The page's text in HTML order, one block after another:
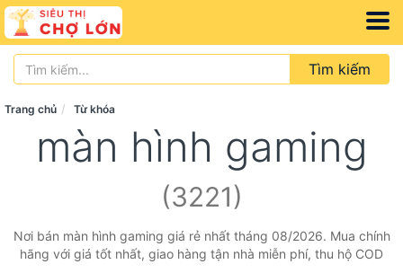
Tìm kiếm
Trang chủ Từ khóa
màn hình gaming
(3221)
Nơi bán màn hình gaming giá rẻ nhất tháng 08/2026. Mua chính
hãng với giá tốt nhất, giao hàng tận nhà miễn phí, thu hộ COD